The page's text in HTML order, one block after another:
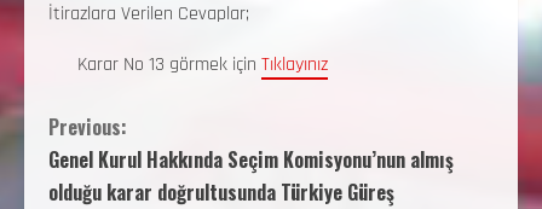
İtirazlara Verilen Cevaplar;
Karar No 13 görmek için Tıklayınız
Previous:
Genel Kurul Hakkında Seçim Komisyonu’nun almış
olduğu karar doğrultusunda Türkiye Güreş